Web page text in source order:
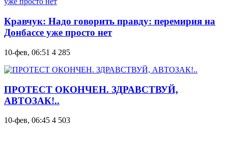
Кравчук: Надо говорить правду: перемирия на
Донбассе уже просто нет
10-фев, 06:51 4 285
ПРОТЕСТ ОКОНЧЕН. ЗДРАВСТВУЙ,
АВТОЗАК!..
10-фев, 06:45 4 503